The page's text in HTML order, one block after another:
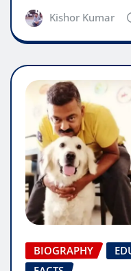
Kishor Kumar
BIOGRAPHY